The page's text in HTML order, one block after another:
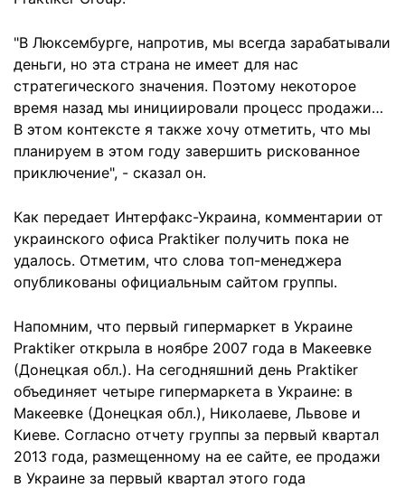
"В Люксембурге, напротив, мы всегда зарабатывали
деньги, но эта страна не имеет для нас
стратегического значения. Поэтому некоторое
время назад мы инициировали процесс продажи…
В этом контексте я также хочу отметить, что мы
планируем в этом году завершить рискованное
приключение", - сказал он.
Как передает Интерфакс-Украина, комментарии от
украинского офиса Praktiker получить пока не
удалось. Отметим, что слова топ-менеджера
опубликованы официальным сайтом группы.
Напомним, что первый гипермаркет в Украине
Praktiker открыла в ноябре 2007 года в Макеевке
(Донецкая обл.). На сегодняшний день Praktiker
объединяет четыре гипермаркета в Украине: в
Макеевке (Донецкая обл.), Николаеве, Львове и
Киеве. Согласно отчету группы за первый квартал
2013 года, размещенному на ее сайте, ее продажи
в Украине за первый квартал этого года